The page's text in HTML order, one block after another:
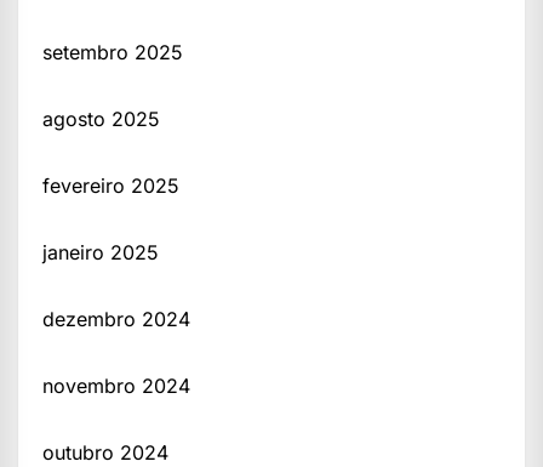
setembro 2025
agosto 2025
fevereiro 2025
janeiro 2025
dezembro 2024
novembro 2024
outubro 2024